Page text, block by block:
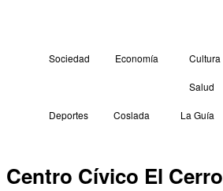
Sociedad Economía Cultura
Salud
Deportes Coslada La Guía
Centro Cívico El Cerro